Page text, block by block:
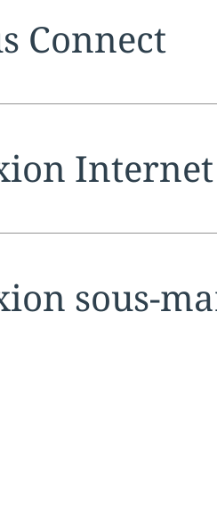
service
Connect
serviceInternet
service
sous-